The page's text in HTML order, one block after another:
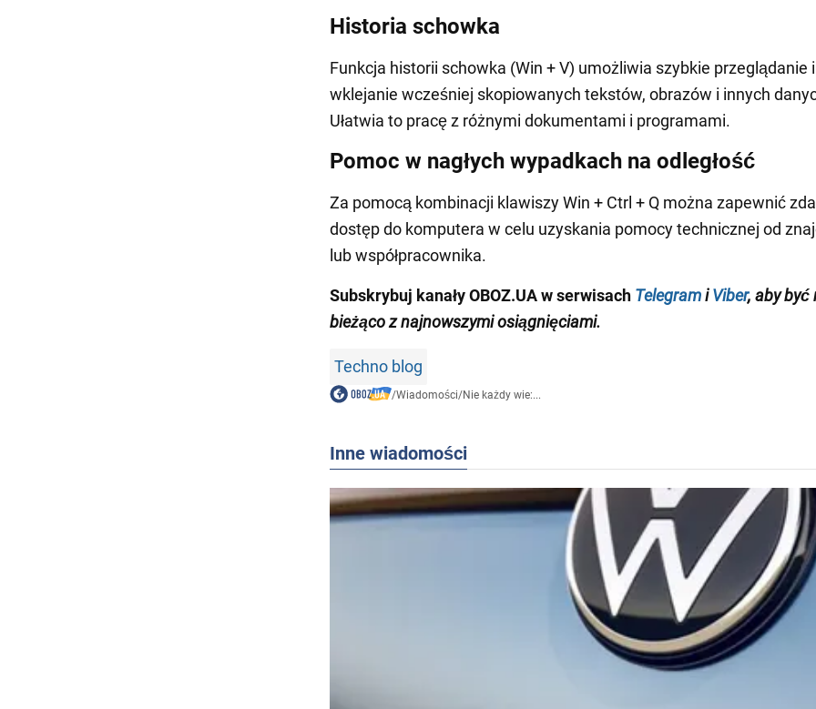
Historia schowka
Funkcja historii schowka (Win + V) umożliwia szybkie przeglądanie i
wklejanie wcześniej skopiowanych tekstów, obrazów i innych
Ułatwia to pracę z różnymi dokumentami i programami.
Pomoc w nagłych wypadkach na odległość
Za pomocą kombinacji klawiszy Win + Ctrl + Q można zapewnić
dostęp do komputera w celu uzyskania pomocy technicznej od
lub współpracownika.
Subskrybuj kanały OBOZ.UA w serwisach TelegramiViber, aby być
bieżąco z najnowszymi osiągnięciami.
Techno blog
/Wiadomości/Nie każdy wie:...
Inne wiadomości